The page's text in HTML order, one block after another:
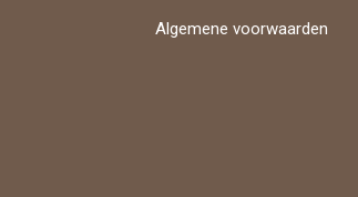
Algemene voorwaarden